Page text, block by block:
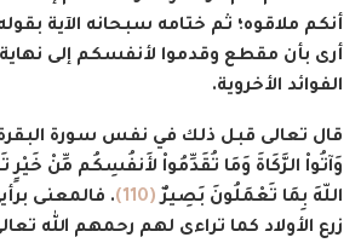
أنكم ملاقوه؛ ثم ختامه سبحانه الآية
أرى بأن مقطع وقدموا لأنفسكم إلى نهاية
الفوائد الأخروية.
قال تعالى قبل ذلك في نفس سورة
وَآتُواْ الزَّكَاةَ وَمَا تُقَدِّمُواْ لأَنفُسِكُم مِّنْ خَيْرٍ
اللّهَ بِمَا تَعْمَلُونَ بَصِيرٌ(110)
. فالمعنى
زرع الأولاد كما تراءى لهم رحمهم الله